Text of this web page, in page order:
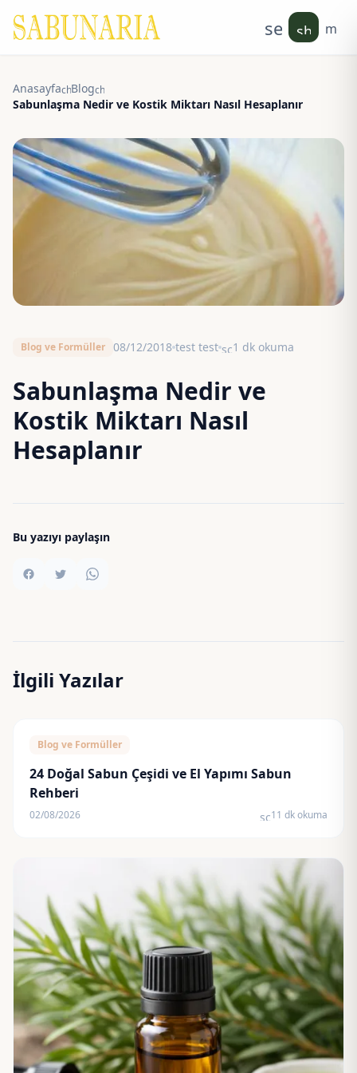
search
Anasayfachevron_right
Blogchevron_right
Sabunlaşma Nedir ve Kostik Miktarı Nasıl Hesaplanır
Blog ve Formüller 08/12/2018 test test schedule
1 dk okuma
Sabunlaşma Nedir ve
Kostik Miktarı Nasıl
Hesaplanır
Bu yazıyı paylaşın
İlgili Yazılar
Blog ve Formüller
24 Doğal Sabun Çeşidi ve El Yapımı Sabun
Rehberi
02/08/2026 schedule
11 dk okuma